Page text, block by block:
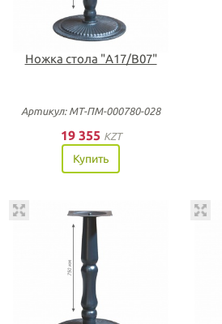
Ножка стола "А17/В07"
Артикул: МТ-ПМ-000780-028
19 355 KZT
Купить